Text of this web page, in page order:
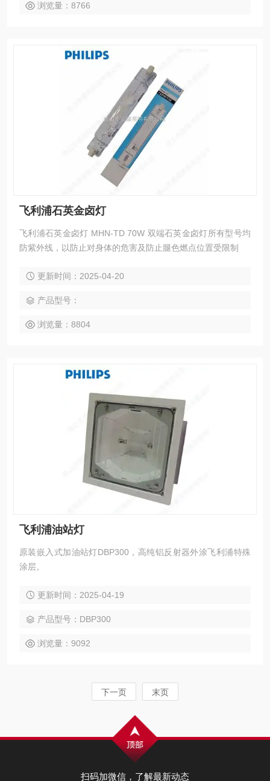
浏览量：8766
飞利浦石英金卤灯
飞利浦石英金卤灯 MHN-TD 70W 双端石英金卤灯所有型号均
防紫外线，以防止对身体的危害及防止腿色燃点位置受限制
更新时间：2025-04-20
产品型号：
浏览量：8804
飞利浦油站灯
原装嵌入式加油站灯DBP300，高纯铝反射器外涂飞利浦特殊
涂层。
更新时间：2025-04-19
产品型号：DBP300
浏览量：9092
下一页 末页
扫码加微信，了解最新动态